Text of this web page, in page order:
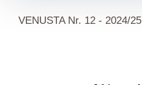
VENUSTA Nr. 12 - 2024/25